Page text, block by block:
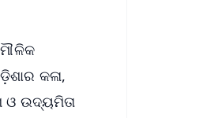
କଳା,
ଓ ଉଦ୍ୟମିତା